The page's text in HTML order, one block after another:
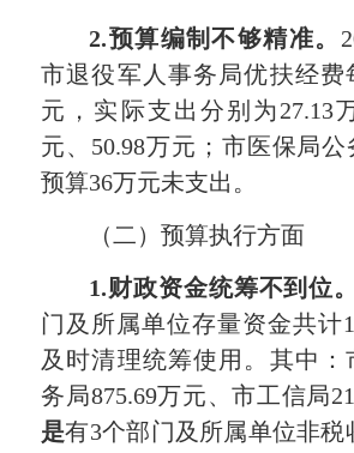
2.预算编制不够精准。
市退役军人事务局优扶经费
元，实际支出分别为27.13
元、50.98万元；市医保局
预算36万元未支出。
（二）预算执行方面
1.财政资金统筹不到位
门及所属单位存量资金共计
及时清理统筹使用。其中：
务局875.69万元、市工信局
是有3个部门及所属单位非税